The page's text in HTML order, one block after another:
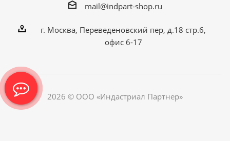
mail@indpart-shop.ru
г. Москва, Переведеновский пер, д.18 стр.6,
офис 6-17
2026 © ООО «Индастриал Партнер»